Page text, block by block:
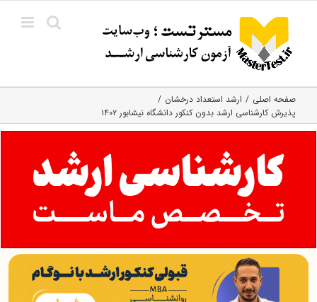
content
صفحه اصلی
ارشد استعداد درخشان
پذیرش کارشناسی ارشد بدون کنکور دانشگاه نیشابور ۱۴۰۲